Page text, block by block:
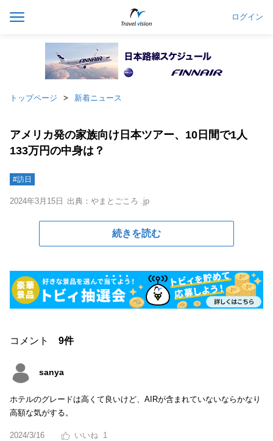
ログイン
トップページ 新着ニュース
アメリカ発の家族向け日本ツアー、10日間で1人
133万円の中身は？
#訪日
2024年3月15日 出典：やまとごころ .jp
続きを読む
コメント 9件
sanya
ホテルのグレードは高くて良いけど、AIRが含まれていないならかなり
高額な気がする。
2024/3/16 1